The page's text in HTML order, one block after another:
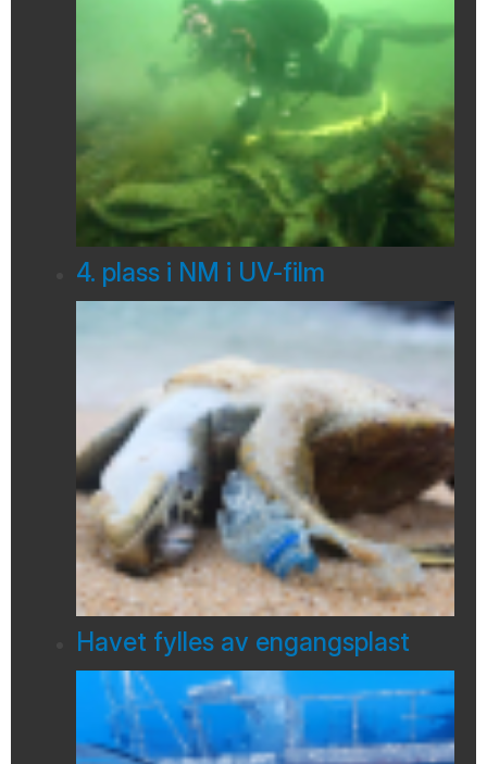
4. plass i NM i UV-film
Havet fylles av engangsplast